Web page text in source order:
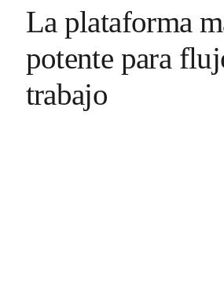
La plataforma
potente para
trabajo